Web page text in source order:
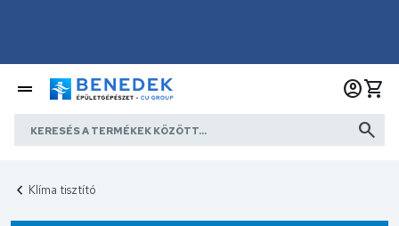
Klíma tisztító